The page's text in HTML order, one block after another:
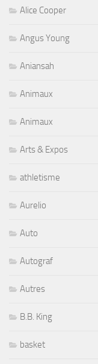
Alice Cooper
Angus Young
Aniansah
Animaux
Animaux
Arts & Expos
athletisme
Aurelio
Auto
Autograf
Autres
B.B. King
basket